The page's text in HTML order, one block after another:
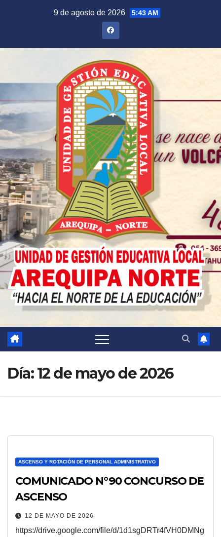
9 de agosto de 2026 5:43 AM
Día:12 de mayo de 2026
ASCENSO Y ROTACIÓN DE PERSONAL ADMINISTRATIVO
COMUNICADO N°90 CONCURSO DE
ASCENSO
12 DE MAYO DE 2026
https://drive.google.com/file/d/1d1sgDRTr4fVH0DMNg